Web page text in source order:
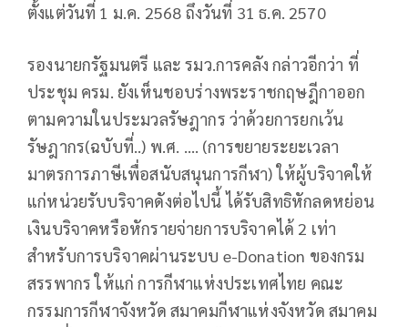
ตั้งแต่วันที่ 1 ม.ค. 2568 ถึงวันที่ 31 ธ.ค. 2570
รองนายกรัฐมนตรี และ รมว.การคลัง กล่าวอีกว่า ที่
ประชุม ครม. ยังเห็นชอบร่างพระราชกฤษฎีกาออก
ตามความในประมวลรัษฎากร ว่าด้วยการยกเว้น
รัษฎากร(ฉบับที่..) พ.ศ. …. (การขยายระยะเวลา
มาตรการภาษีเพื่อสนับสนุนการกีฬา) ให้ผู้บริจาคให้
แก่หน่วยรับบริจาคดังต่อไปนี้ ได้รับสิทธิหักลดหย่อน
เงินบริจาคหรือหักรายจ่ายการบริจาคได้ 2 เท่า
สำหรับการบริจาคผ่านระบบ e-Donation ของกรม
สรรพากร ให้แก่ การกีฬาแห่งประเทศไทย คณะ
กรรมการกีฬาจังหวัด สมาคมกีฬาแห่งจังหวัด สมาคม